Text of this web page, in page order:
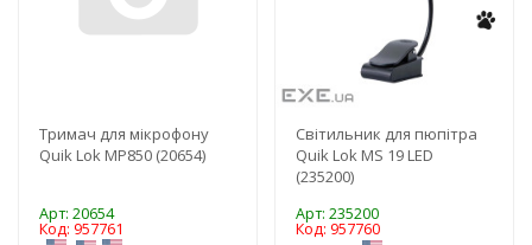
Тримач для мікрофону
Quik Lok MP850 (20654)
Арт: 20654
Код: 957761
Світильник для пюпітра
Quik Lok MS 19 LED
(235200)
Арт: 235200
Код: 957760